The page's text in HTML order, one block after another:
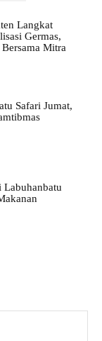
Langkat
Germas,
Mitra
Safari Jumat,
Labuhanbatu